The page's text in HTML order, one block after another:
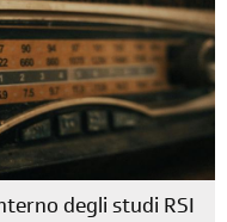
degli studi RSI